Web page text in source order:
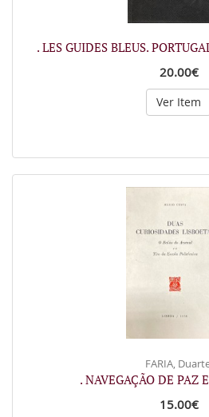
. LES GUIDES BLEUS.
20.00€
Ver Item
FARIA,
. NAVEGAÇÃO DE PAZ
15.00€